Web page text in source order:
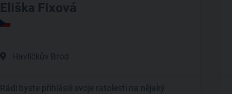
Eliška Fixová
Havlíčkův Brod
Rádi byste přihlásili svoje ratolesti na nějaký